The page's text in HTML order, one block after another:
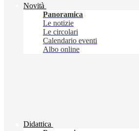
Novità
Panoramica
Le notizie
Le circolari
Calendario eventi
Albo online
Didattica